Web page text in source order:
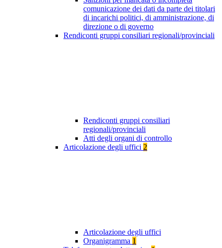
comunicazione dei dati da parte dei titolari
di incarichi politici, di amministrazione, di
direzione o di governo
Rendiconti gruppi consiliari regionali/provinciali
Rendiconti gruppi consiliari
regionali/provinciali
Atti degli organi di controllo
Articolazione degli uffici 2
Articolazione degli uffici
Organigramma 1